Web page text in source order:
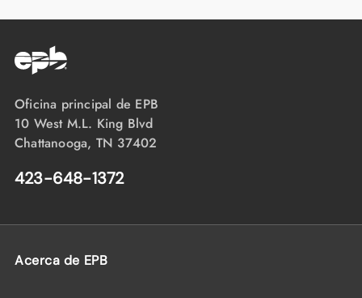
Oficina principal de EPB
10 West M.L. King Blvd
Chattanooga, TN 37402
423-648-1372
Acerca de EPB